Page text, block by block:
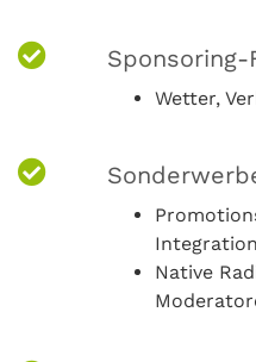
Sponsoring-
Wetter,
Integration
Native